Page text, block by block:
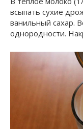
всыпать сухие
ванильный сахар.
однородности.